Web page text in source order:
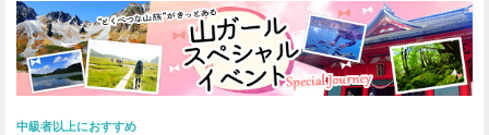
中級者以上におすすめ